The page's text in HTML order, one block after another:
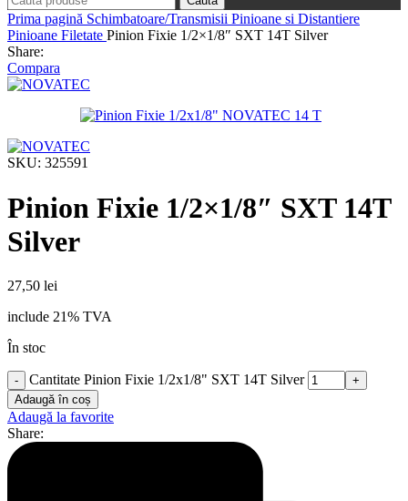
Prima pagină Schimbatoare/Transmisii Pinioane si Distantiere
Pinioane Filetate Pinion Fixie 1/2×1/8″ SXT 14T Silver
Share:
Compara
SKU: 325591
Pinion Fixie 1/2×1/8″ SXT 14T
Silver
27,50 lei
include 21% TVA
În stoc
Cantitate Pinion Fixie 1/2x1/8" SXT 14T Silver
Adaugă în coș
Adaugă la favorite
Share: